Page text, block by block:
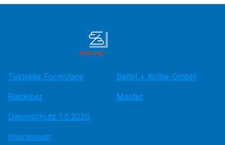
Testseite Formulare
Ratgeber
Datenschutz 1.6.2026
Impressum
Beitel + Kolbe GmbH
Master